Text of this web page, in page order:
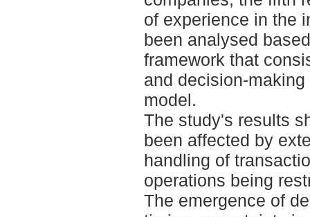
of experience in the
been analysed
framework that
and decision-
model.
The study's results
been affected by
handling of
operations being
The emergence of